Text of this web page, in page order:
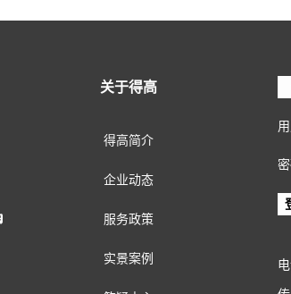
关于得高
得高简介
企业动态
服务政策
实景案例 电